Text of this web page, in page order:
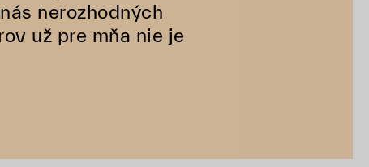
nerozhodných
už pre mňa nie je